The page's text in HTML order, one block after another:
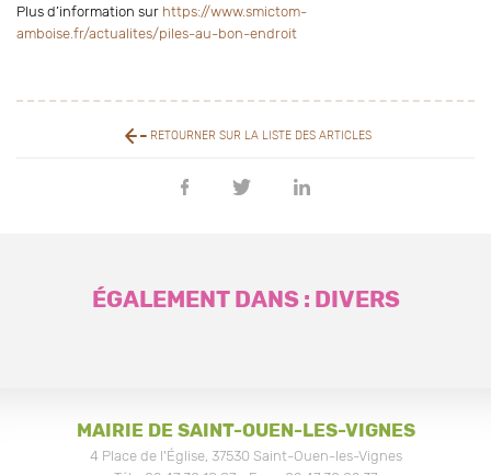
Plus d’information sur https://www.smictom-
amboise.fr/actualites/piles-au-bon-endroit
RETOURNER SUR LA LISTE DES ARTICLES
Partager PartagerPartager
ÉGALEMENT DANS : DIVERS
MAIRIE DE SAINT-OUEN-LES-VIGNES
4 Place de l'Église, 37530 Saint-Ouen-les-Vignes